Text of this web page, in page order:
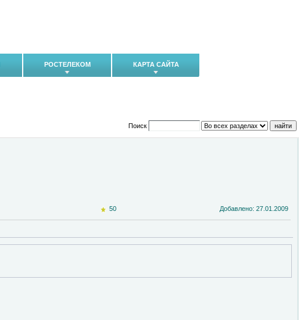
РОСТЕЛЕКОМ КАРТА САЙТА
Поиск
50 Добавлено: 27.01.2009